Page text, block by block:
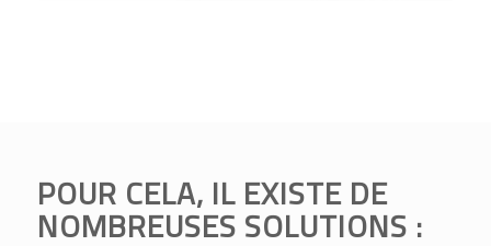
POUR CELA, IL EXISTE DE
NOMBREUSES SOLUTIONS :